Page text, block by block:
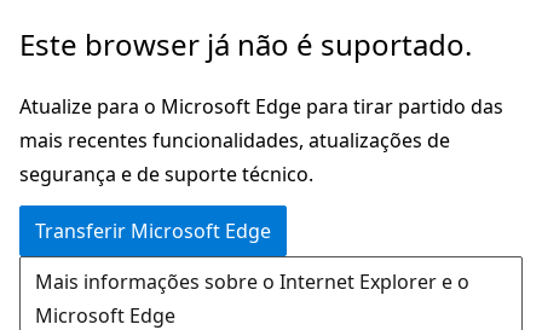
Saltar
o
conteúdo
principal
Saltar
a
navegação
na
página
Este browser já não é suportado.
Atualize para o Microsoft Edge para tirar partido das
mais recentes funcionalidades, atualizações de
segurança e de suporte técnico.
Transferir Microsoft Edge
Mais informações sobre o Internet Explorer e o
Microsoft Edge